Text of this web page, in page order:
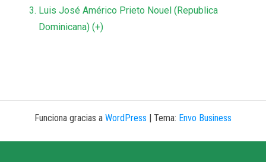
Luis José Américo Prieto Nouel (Republica
Dominicana) (+)
Funciona gracias a WordPress | Tema: Envo Business